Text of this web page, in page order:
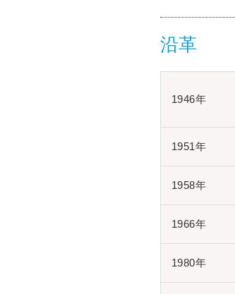
沿革
1946年
1951年
1958年
1966年
1980年